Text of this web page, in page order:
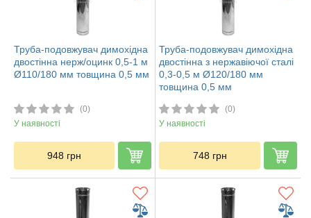
Труба-подовжувач димохідна
двостінна нерж/оцинк 0,5-1 м
Ø110/180 мм товщина 0,5 мм
(0)
У наявності
948 грн
Труба-подовжувач димохідна
двостінна з нержавіючої сталі
0,3-0,5 м Ø120/180 мм
товщина 0,5 мм
(0)
У наявності
748 грн